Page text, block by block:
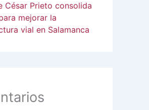
César Prieto consolida
mejorar la
vial en Salamanca